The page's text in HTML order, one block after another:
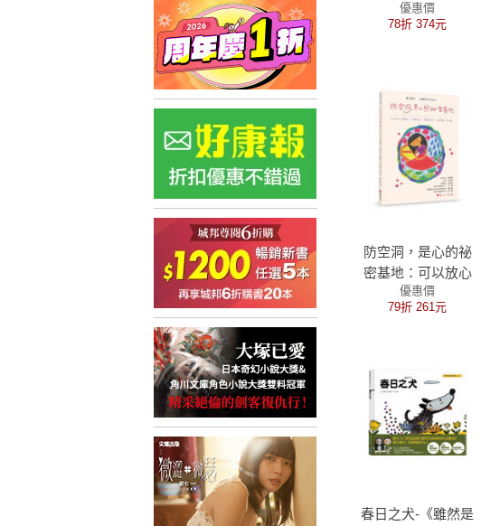
優惠價
78折 374元
防空洞，是心的祕
密基地：可以放心
的嘶吼、大聲的
哭、開懷的笑，不
優惠價
79折 261元
春日之犬-《雖然是